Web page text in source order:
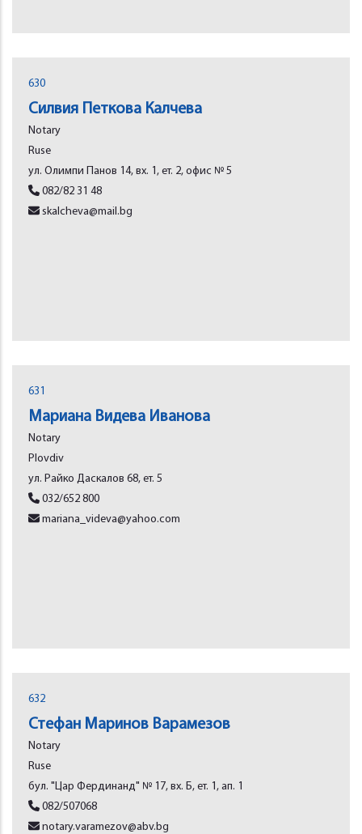
630
Силвия Петкова Калчева
Notary
Rusе
ул. Олимпи Панов 14, вх. 1, ет. 2, офис № 5
082/82 31 48
skalcheva@mail.bg
631
Мариана Видева Иванова
Notary
Plovdiv
ул. Райко Даскалов 68, ет. 5
032/652 800
mariana_videva@yahoo.com
632
Стефан Маринов Варамезов
Notary
Rusе
бул. "Цар Фердинанд" № 17, вх. Б, ет. 1, ап. 1
082/507068
notary.varamezov@abv.bg